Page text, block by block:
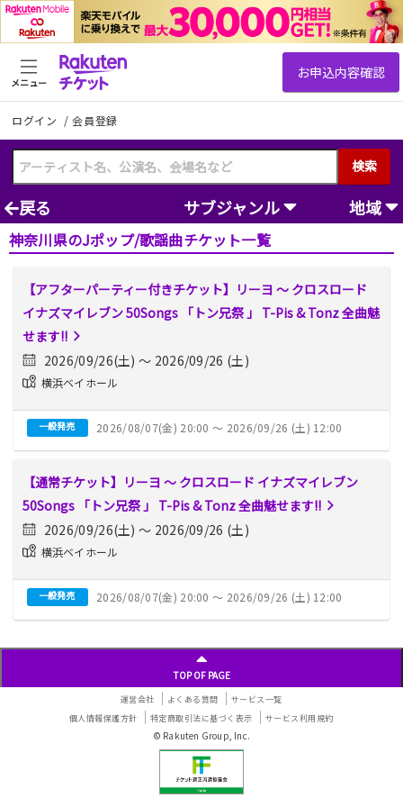
ログイン /会員登録
検索
メニュー
戻る サブジャンル 地域
神奈川県のJポップ/歌謡曲チケット一覧
【アフターパーティー付きチケット】リーヨ 〜 クロスロード
イナズマイレブン 50Songs 「トン兄祭 」 T-Pis & Tonz 全曲魅
せます!!
2026/09/26(土) 〜 2026/09/26 (土)
横浜ベイホール
一般発売 2026/08/07(金) 20:00 〜 2026/09/26 (土) 12:00
【通常チケット】リーヨ 〜 クロスロード イナズマイレブン
50Songs 「トン兄祭 」 T-Pis & Tonz 全曲魅せます!!
2026/09/26(土) 〜 2026/09/26 (土)
横浜ベイホール
一般発売 2026/08/07(金) 20:00 〜 2026/09/26 (土) 12:00
稿
ビ
TOP OF PAGE
運営会社 よくある質問
サービス一覧
個人情報保護方針
特定商取引法に基づく表示 サービス利用規約
© Rakuten Group, Inc.